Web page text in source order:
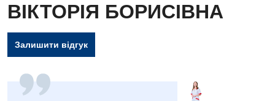
Заходи БПР
Діагностика
ВІКТОРІЯ БОРИСІВНА
Залишити відгук